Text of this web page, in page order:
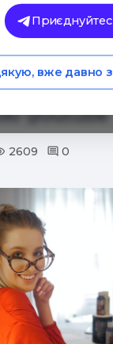
Поради
як
лекції
Youtube
2609 0
вже давно